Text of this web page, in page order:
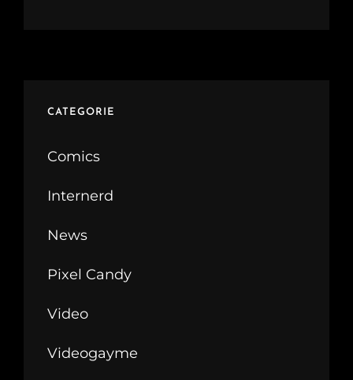
CATEGORIE
Comics
Internerd
News
Pixel Candy
Video
Videogayme